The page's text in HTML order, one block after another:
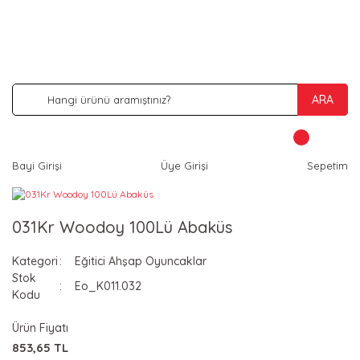
ARA
Bayi Girişi Üye Girişi Sepetim
031Kr Woodoy 100Lü Abaküs
Kategori
Eğitici Ahşap Oyuncaklar
Stok
Kodu
Eo_K011.032
Ürün Fiyatı
853,65 TL